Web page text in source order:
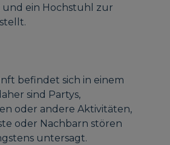
ein Hochstuhl zur
befindet sich in einem
sind Partys,
oder andere Aktivitäten,
oder Nachbarn stören
untersagt.